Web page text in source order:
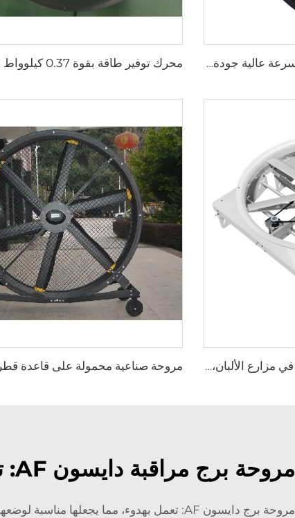
مرواح صناعية مثبتة على الحائط بسرعة عالية جودة عالية مع محرك 220 فولت لمصانع المستشفيات والمطاعم والمزارع والفنادق
مروحة تهوية إعصارية لاستخدامها في مزارع الألبان، قطر 72 بوصة، مصنوعة من الفولاذ المقاوم للصدأ، تحتوي على 6 قطع
مروحة برج مراقبة دايسون AF: تصميم هادئ وحديث
مروحة برج دايسون AF: تعمل بهدوء، مما يجعلها مناسبة لوضعها في غرفة النوم وتوفر تصميمًا عصريًا.